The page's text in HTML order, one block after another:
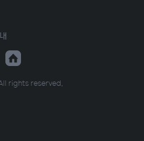
rights reserved.